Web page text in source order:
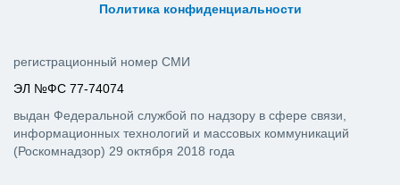
Политика конфиденциальности
регистрационный номер СМИ
ЭЛ №ФС 77-74074
выдан Федеральной службой по надзору в сфере связи,
информационных технологий и массовых коммуникаций
(Роскомнадзор) 29 октября 2018 года